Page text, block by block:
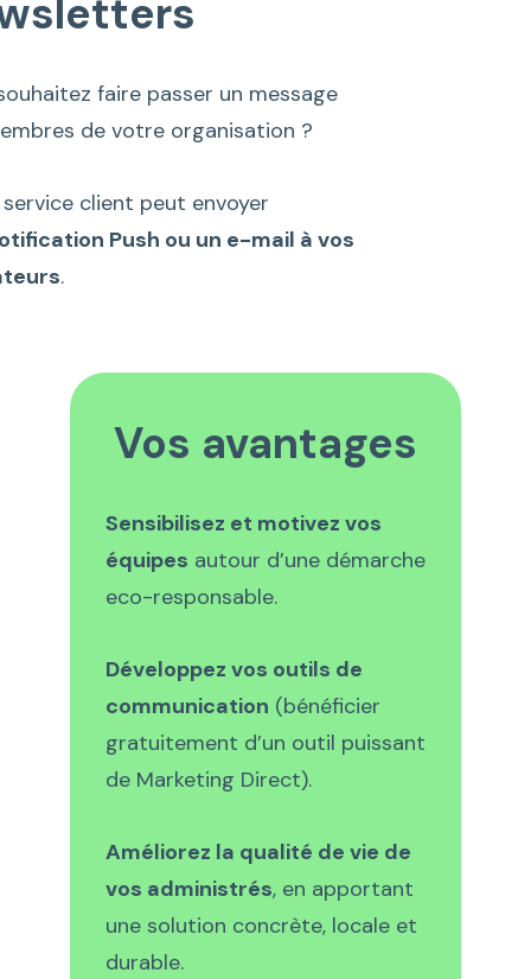
faire passer un message
de votre organisation ?
client peut envoyer
Push ou un e-mail à vos
.
Vos avantages
Sensibilisez et motivez vos
équipes autour d’une démarche
eco-responsable.
Développez vos outils de
communication (bénéficier
gratuitement d’un outil puissant
de Marketing Direct).
Améliorez la qualité de vie de
vos administrés, en apportant
une solution concrète, locale et
durable.